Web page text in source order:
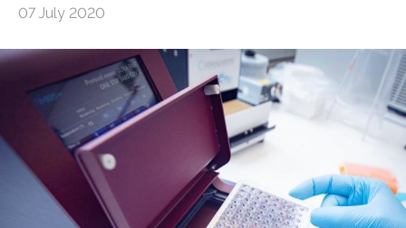
07 July 2020